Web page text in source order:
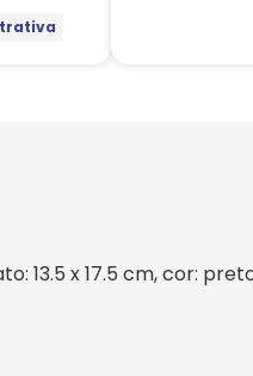
13.5 x 17.5 cm, cor: